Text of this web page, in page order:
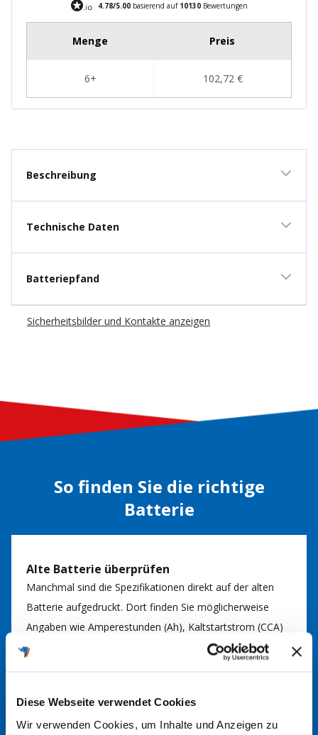
Diese Webseite verwendet Cookies
Wir verwenden Cookies, um Inhalte und Anzeigen zu
4.78/5.00basierend auf 10130Bewertungen
Beschreibung
Technische Daten
Batteriepfand
Sicherheitsbilder und Kontakte anzeigen
So finden Sie die richtige
Batterie
Alte Batterie überprüfen
Manchmal sind die Spezifikationen direkt auf der alten
Batterie aufgedruckt. Dort finden Sie möglicherweise
Angaben wie Amperestunden (Ah), Kaltstartstrom (CCA)
und die physikalischen Abmessungen.
Batteriefinder nutzen